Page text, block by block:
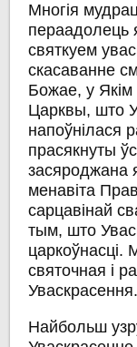
Многія
пераадолець
святкуем
скасаванне
Божае, у
Царквы, што
напоўнілася
прасякнуты
засяроджана
менавіта
сарцавінай
тым, што
царкоўнасці.
святочная і
Уваскрасення.
Найбольш